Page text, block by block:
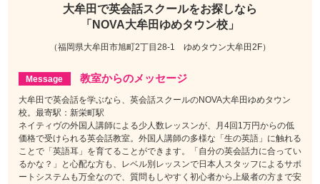
大牟田で英会話スクールをお探しなら
「NOVA大牟田ゆめタウン校」
（福岡県大牟田市旭町2丁目28-1 ゆめタウン大牟田2F）
教室からのメッセージ
大牟田で英会話を学ぶなら、英会話スクールのNOVA大牟田ゆめタウン
校。最寄駅：新栄町駅
ネイティヴの外国人講師による少人数レッスンが、月4回1万円からの低
価格で受けられる英会話教室。外国人講師の多様な「生の英語」に触れる
ことで「英語耳」を育てることができます。「自分の英会話力に合ってい
るかな？」と心配な方も、レベル別レッスンで日本人スタッフによるサポ
ートシステムも万全なので、質問もしやすく初心者から上級者の方まで安